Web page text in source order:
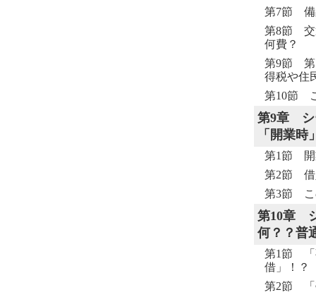
第7節 備
第8節 交
何費？
第9節 第
得税や住
第10節
第9章
「開業
第1節 開
第2節 借
第3節 こ
第10章
何？？普
第1節 「
借」！？
第2節 「